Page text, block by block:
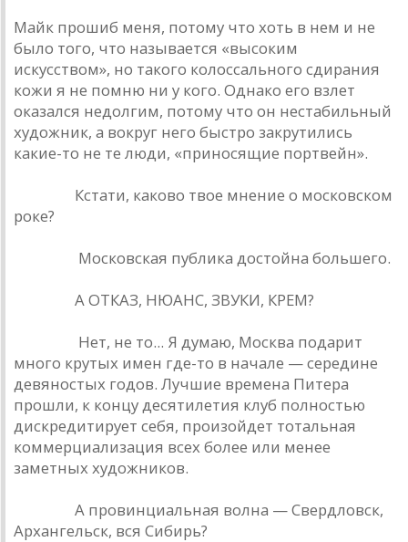
Майк прошиб меня, потому что хоть в нем и не
было того, что называется «высоким
искусством», но такого колоссального сдирания
кожи я не помню ни у кого. Однако его взлет
оказался недолгим, потому что он нестабильный
художник, а вокруг него быстро закрутились
какие-то не те люди, «приносящие портвейн».
Кстати, каково твое мнение о московском
роке?
Московская публика достойна большего.
А ОТКАЗ, НЮАНС, ЗВУКИ, КРЕМ?
Нет, не то... Я думаю, Москва подарит
много крутых имен где-то в начале — середине
девяностых годов. Лучшие времена Питера
прошли, к концу десятилетия клуб полностью
дискредитирует себя, произойдет тотальная
коммерциализация всех более или менее
заметных художников.
А провинциальная волна — Свердловск,
Архангельск, вся Сибирь?